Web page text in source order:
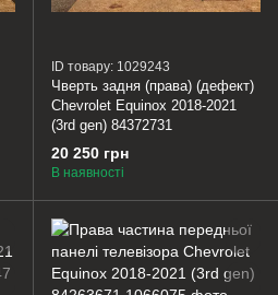
ID товару: 1029243
Чверть задня (права) (дефект)
Chevrolet Equinox 2018-2021
(3rd gen) 84372731
20 250 грн
В наявності